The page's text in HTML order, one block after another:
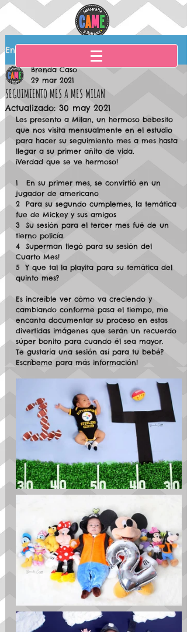
Entrada
SEGUIMIENTO MES A MES MILAN
Brenda Caso
29 mar 2021
Actualizado: 30 may 2021
Les presento a Milan, un hermoso bebesito
que nos visita mensualmente en el estudio
para hacer su seguimiento mes a mes hasta
llegar a su primer añito de vida.
¡Verdad que se ve hermoso!
1   En su primer mes, se convirtió en un
jugador de americano
2  Para su segundo cumplemes, la temática
fue de Mickey y sus amigos
3  Su sesión para el tercer mes fuè de un
tierno policía.
4  Superman llegò para su sesiòn del
Cuarto Mes!
5  Y que tal la playita para su temàtica del
quinto mes?
Es increíble ver cómo va creciendo y
cambiando conforme pasa el tiempo, me
encanta documentar su proceso en estas
divertidas imágenes que serán un recuerdo
súper bonito para cuando él sea mayor.
Te gustaría una sesión así para tu bebé?
Escríbeme para más información!